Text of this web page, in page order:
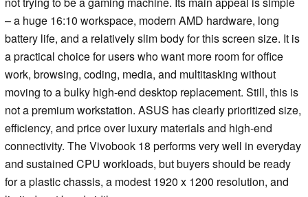
– a huge 16:10 workspace, modern AMD hardware, long
battery life, and a relatively slim body for this screen size. It is
a practical choice for users who want more room for office
work, browsing, coding, media, and multitasking without
moving to a bulky high-end desktop replacement. Still, this is
not a premium workstation. ASUS has clearly prioritized size,
efficiency, and price over luxury materials and high-end
connectivity. The Vivobook 18 performs very well in everyday
and sustained CPU workloads, but buyers should be ready
for a plastic chassis, a modest 1920 x 1200 resolution, and